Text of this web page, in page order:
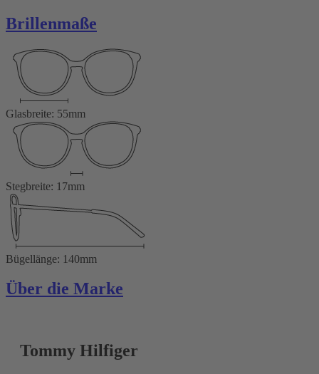
Brillenmaße
Glasbreite: 55mm
Stegbreite: 17mm
Bügellänge: 140mm
Über die Marke
Tommy Hilfiger